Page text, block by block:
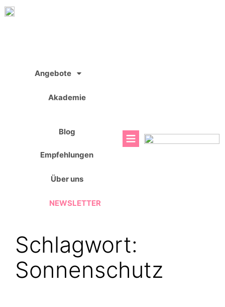
Zum
Angebote
Akademie
Blog
Empfehlungen
Über uns
NEWSLETTER
Schlagwort:
Sonnenschutz